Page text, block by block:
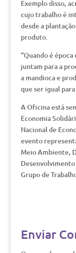
Exemplo disso,
cujo trabalho é
desde a
produto.
“Quando é
juntam para a
a mandioca e
que ser igual
A Oficina está
Economia
Nacional de
evento
Meio Ambiente,
Desenvolvimento
Grupo de
Enviar